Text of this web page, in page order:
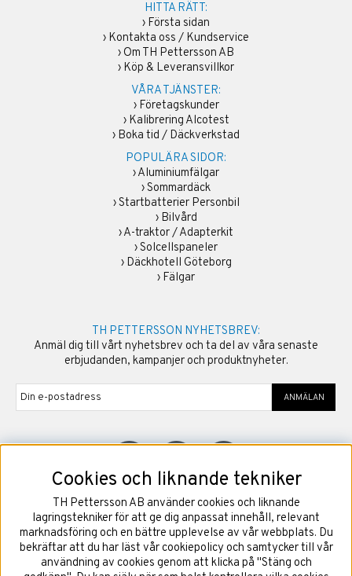
HITTA RÄTT:
› Första sidan
› Kontakta oss / Kundservice
› Om TH Pettersson AB
› Köp & Leveransvillkor
VÅRA TJÄNSTER:
› Företagskunder
› Kalibrering Alcotest
› Boka tid / Däckverkstad
POPULÄRA SIDOR:
›Aluminiumfälgar
›Sommardäck
›Startbatterier Personbil
› Bilvård
›A-traktor / Adapterkit
›Solcellspaneler
› Däckhotell Göteborg
› Fälgar
TH PETTERSSON NYHETSBREV:
Anmäl dig till vårt nyhetsbrev och ta del av våra senaste
erbjudanden, kampanjer och produktnyheter.
ANMÄLAN
©2026Copyright TH Pettersson AB
Cookies och liknande tekniker
TH Pettersson AB använder cookies och liknande
lagringstekniker för att ge dig anpassat innehåll, relevant
marknadsföring och en bättre upplevelse av vår webbplats. Du
bekräftar att du har läst vår cookiepolicy och samtycker till vår
användning av cookies genom att klicka på "Stäng och